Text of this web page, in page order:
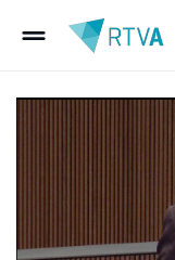
drag_handle